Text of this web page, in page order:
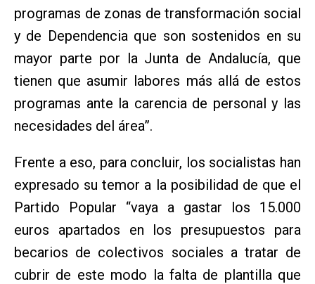
programas de zonas de transformación social
y de Dependencia que son sostenidos en su
mayor parte por la Junta de Andalucía, que
tienen que asumir labores más allá de estos
programas ante la carencia de personal y las
necesidades del área”.
Frente a eso, para concluir, los socialistas han
expresado su temor a la posibilidad de que el
Partido Popular “vaya a gastar los 15.000
euros apartados en los presupuestos para
becarios de colectivos sociales a tratar de
cubrir de este modo la falta de plantilla que